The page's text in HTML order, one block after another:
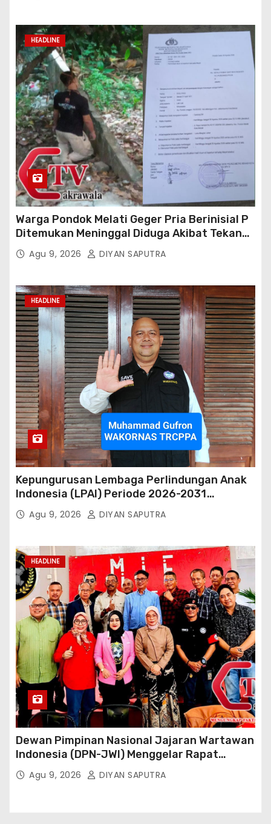
HEADLINE
Warga Pondok Melati Geger Pria Berinisial P
Ditemukan Meninggal Diduga Akibat Tekanan
Hutang
Agu 9, 2026 DIYAN SAPUTRA
HEADLINE
Kepungurusan Lembaga Perlindungan Anak
Indonesia (LPAI) Periode 2026-2031
Terbentuk, Wakil Kordinator Nasional Tim
Reaksi Cepat Perlindungan Perempuan Anak
Mengapresiasi Dan Beri Selamat
Agu 9, 2026 DIYAN SAPUTRA
HEADLINE
Dewan Pimpinan Nasional Jajaran Wartawan
Indonesia (DPN-JWI) Menggelar Rapat
Konsolidasi Dan Restrukturisasi Di Jakarta
Agu 9, 2026 DIYAN SAPUTRA